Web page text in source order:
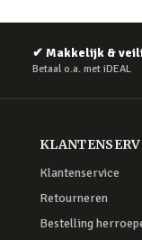
✔ Makkelijk &
Betaal o.a. met iDEAL
Klantenservice
Retourneren
Bestelling